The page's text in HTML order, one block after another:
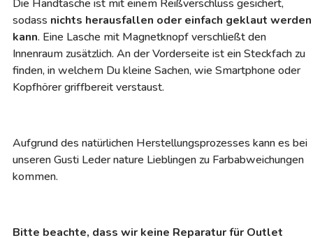
Die Handtasche ist mit einem Reißverschluss gesichert,
sodass nichts herausfallen oder einfach geklaut werden
kann. Eine Lasche mit Magnetknopf verschließt den
Innenraum zusätzlich. An der Vorderseite ist ein Steckfach zu
finden, in welchem Du kleine Sachen, wie Smartphone oder
Kopfhörer griffbereit verstaust.
Aufgrund des natürlichen Herstellungsprozesses kann es bei
unseren Gusti Leder nature Lieblingen zu Farbabweichungen
kommen.
Bitte beachte, dass wir keine Reparatur für Outlet